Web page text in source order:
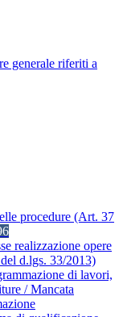
generale riferiti a
procedure (Art. 37
realizzazione opere
d.lgs. 33/2013)
di lavori,
/ Mancata